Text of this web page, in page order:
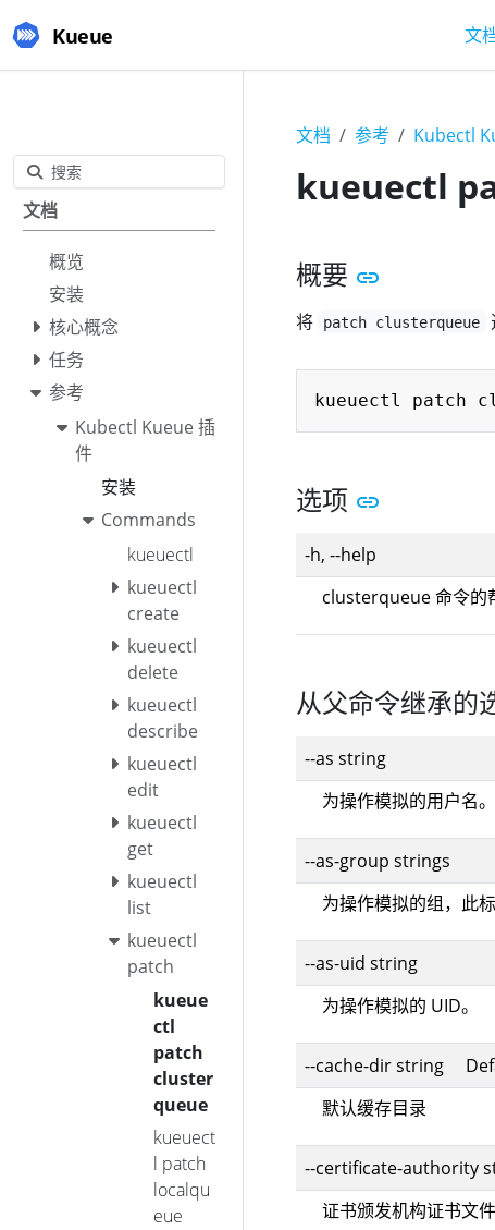
Kueue 文
搜索
文档
概览
安装
核心概念
任务
参考
Kubectl Kueue 插
件
安装
Commands
kueuectl
kueuectl
create
kueuectl
delete
kueuectl
describe
kueuectl
edit
kueuectl
get
kueuectl
list
kueuectl
patch
kueue
ctl
patch
cluster
queue
kueuect
l patch
localqu
eue
文档 参考 Kubectl
kueuectl
概要
将 patch clusterqueue
kueuectl patch
选项
-h, --help
clusterqueue 命令的
从父命令继承的
--as string
为操作模拟的用户名
--as-group strings
为操作模拟的组，此
--as-uid string
为操作模拟的 UID。
--cache-dir string
默认缓存目录
--certificate-authority
证书颁发机构证书文